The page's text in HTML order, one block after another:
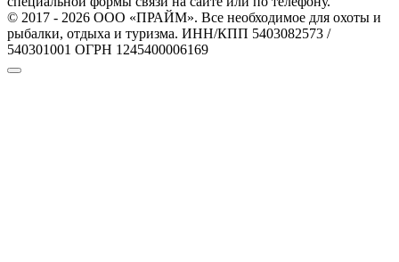
© 2017 - 2026 ООО «ПРАЙМ». Все необходимое для охоты и
рыбалки, отдыха и туризма. ИНН/КПП 5403082573 /
540301001 ОГРН 1245400006169